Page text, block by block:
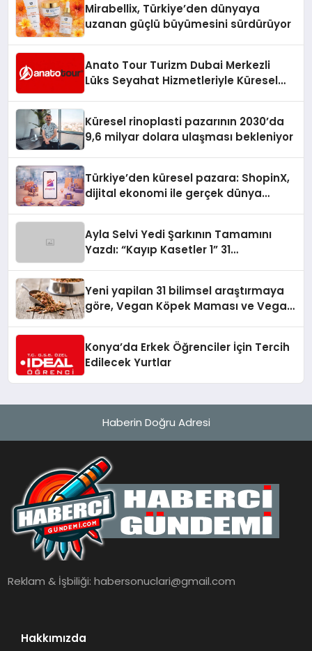
Mirabellix, Türkiye’den dünyaya
uzanan güçlü büyümesini sürdürüyor
Anato Tour Turizm Dubai Merkezli
Lüks Seyahat Hizmetleriyle Küresel
Küresel rinoplasti pazarının 2030’da
9,6 milyar dolara ulaşması bekleniyor
Türkiye’den küresel pazara: ShopinX,
dijital ekonomi ile gerçek dünya
Ayla Selvi Yedi Şarkının Tamamını
Yazdı: “Kayıp Kasetler 1” 31
Yeni yapilan 31 bilimsel araştırmaya
göre, Vegan Köpek Maması ve Vegan
Konya’da Erkek Öğrenciler İçin Tercih
Edilecek Yurtlar
Haberin Doğru Adresi
Reklam & İşbiliği:habersonuclari@gmail.com
Hakkımızda